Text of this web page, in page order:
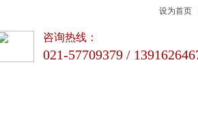
设为首页
咨询热线：
021-57709379 /